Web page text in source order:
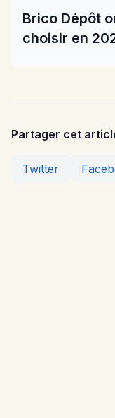
Brico Dépôt
choisir en
Partager cet
Twitter